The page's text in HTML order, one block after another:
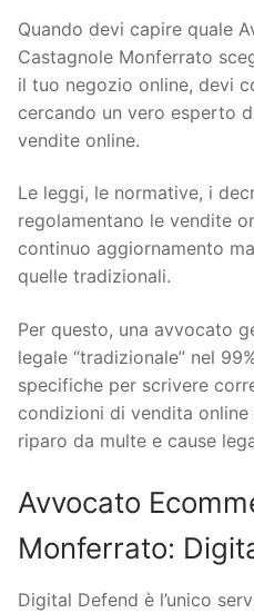
Quando devi capire quale
Castagnole Monferrato
il tuo negozio online, devi
cercando un vero esperto
vendite online.
Le leggi, le normative, i
regolamentano le vendite
continuo aggiornamento
quelle tradizionali.
Per questo, una avvocato
legale “tradizionale” nel
specifiche per scrivere
condizioni di vendita
riparo da multe e cause
Avvocato
Monferrato:
Digital Defend è l’unico